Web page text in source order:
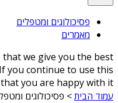
פסיכולוגים ומטפלים
מאמרים
we give you the best
you continue to use this
you are happy with it
עמוד הבית> פסיכולוגים